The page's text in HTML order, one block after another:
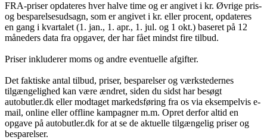
FRA-priser opdateres hver halve time og er angivet i kr. Øvrige pris-
og besparelsesudsagn, som er angivet i kr. eller procent, opdateres
en gang i kvartalet (1. jan., 1. apr., 1. jul. og 1 okt.) baseret på 12
måneders data fra opgaver, der har fået mindst fire tilbud.
Priser inkluderer moms og andre eventuelle afgifter.
Det faktiske antal tilbud, priser, besparelser og værkstedernes
tilgængelighed kan være ændret, siden du sidst har besøgt
autobutler.dk eller modtaget markedsføring fra os via eksempelvis e-
mail, online eller offline kampagner m.m. Opret derfor altid en
opgave på autobutler.dk for at se de aktuelle tilgængelig priser og
besparelser.